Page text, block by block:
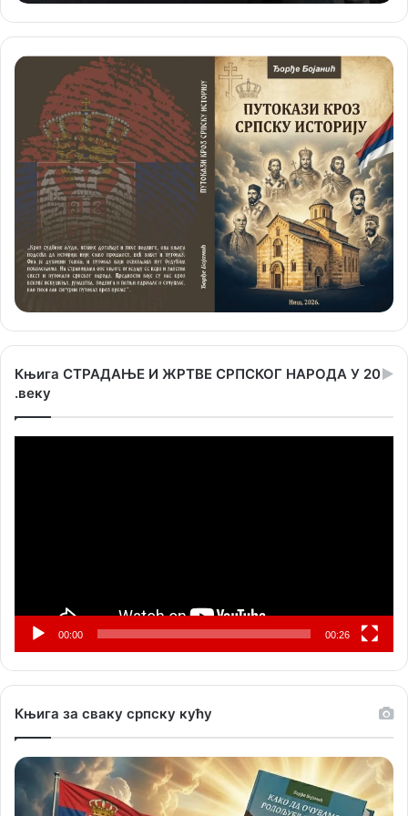
Књига СТРАДАЊЕ И ЖРТВЕ СРПСКОГ НАРОДА У 20
.веку
00:00 00:26
Књига за сваку српску кућу